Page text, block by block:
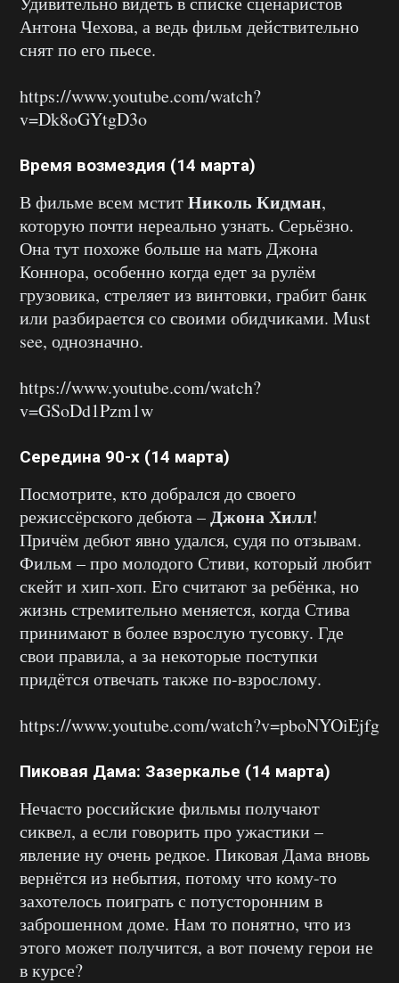
Антона Чехова, а ведь фильм действительно
снят по его пьесе.
https://www.youtube.com/watch?
v=Dk8oGYtgD3o
Время возмездия (14 марта)
В фильме всем мститНиколь Кидман,
которую почти нереально узнать. Серьёзно.
Она тут похоже больше на мать Джона
Коннора, особенно когда едет за рулём
грузовика, стреляет из винтовки, грабит банк
или разбирается со своими обидчиками. Must
see, однозначно.
https://www.youtube.com/watch?
v=GSoDd1Pzm1w
Середина 90-х (14 марта)
Посмотрите, кто добрался до своего
режиссёрского дебюта –Джона Хилл!
Причём дебют явно удался, судя по отзывам.
Фильм – про молодого Стиви, который любит
скейт и хип-хоп. Его считают за ребёнка, но
жизнь стремительно меняется, когда Стива
принимают в более взрослую тусовку. Где
свои правила, а за некоторые поступки
придётся отвечать также по-взрослому.
https://www.youtube.com/watch?v=pboNYOiEjfg
Пиковая Дама: Зазеркалье (14 марта)
Нечасто российские фильмы получают
сиквел, а если говорить про ужастики –
явление ну очень редкое. Пиковая Дама вновь
вернётся из небытия, потому что кому-то
захотелось поиграть с потусторонним в
заброшенном доме. Нам то понятно, что из
этого может получится, а вот почему герои не
в курсе?